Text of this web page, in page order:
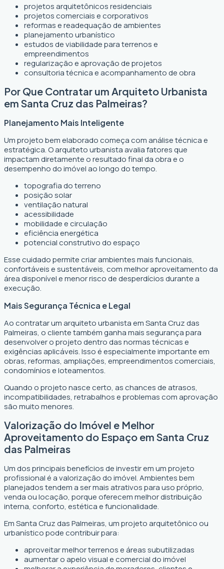
projetos arquitetônicos residenciais
projetos comerciais e corporativos
reformas e readequação de ambientes
planejamento urbanístico
estudos de viabilidade para terrenos e
empreendimentos
regularização e aprovação de projetos
consultoria técnica e acompanhamento de obra
Por Que Contratar um Arquiteto Urbanista
em Santa Cruz das Palmeiras?
Planejamento Mais Inteligente
Um projeto bem elaborado começa com análise técnica e
estratégica. O arquiteto urbanista avalia fatores que
impactam diretamente o resultado final da obra e o
desempenho do imóvel ao longo do tempo.
topografia do terreno
posição solar
ventilação natural
acessibilidade
mobilidade e circulação
eficiência energética
potencial construtivo do espaço
Esse cuidado permite criar ambientes mais funcionais,
confortáveis e sustentáveis, com melhor aproveitamento da
área disponível e menor risco de desperdícios durante a
execução.
Mais Segurança Técnica e Legal
Ao contratar um arquiteto urbanista em Santa Cruz das
Palmeiras, o cliente também ganha mais segurança para
desenvolver o projeto dentro das normas técnicas e
exigências aplicáveis. Isso é especialmente importante em
obras, reformas, ampliações, empreendimentos comerciais,
condomínios e loteamentos.
Quando o projeto nasce certo, as chances de atrasos,
incompatibilidades, retrabalhos e problemas com aprovação
são muito menores.
Valorização do Imóvel e Melhor
Aproveitamento do Espaço em Santa Cruz
das Palmeiras
Um dos principais benefícios de investir em um projeto
profissional é a valorização do imóvel. Ambientes bem
planejados tendem a ser mais atrativos para uso próprio,
venda ou locação, porque oferecem melhor distribuição
interna, conforto, estética e funcionalidade.
Em Santa Cruz das Palmeiras, um projeto arquitetônico ou
urbanístico pode contribuir para:
aproveitar melhor terrenos e áreas subutilizadas
aumentar o apelo visual e comercial do imóvel